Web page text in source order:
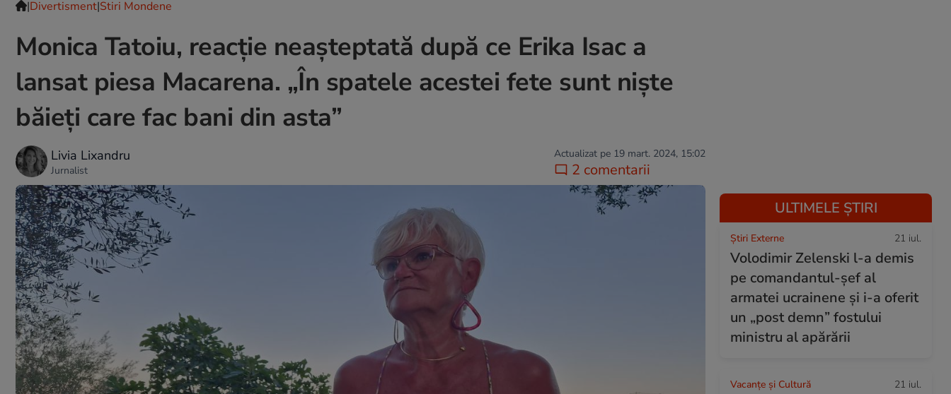
|Divertisment|Stiri Mondene
Monica Tatoiu, reacție neașteptată după ce Erika Isac a
lansat piesa Macarena. „În spatele acestei fete sunt niște
băieți care fac bani din asta”
Livia Lixandru
Jurnalist
Actualizat pe 19 mart. 2024, 15:02
2 comentarii
ULTIMELE ȘTIRI
Știri Externe 21 iul.
Volodimir Zelenski l-a demis
pe comandantul-șef al
armatei ucrainene și i-a oferit
un „post demn” fostului
ministru al apărării
Vacanțe și Cultură 21 iul.